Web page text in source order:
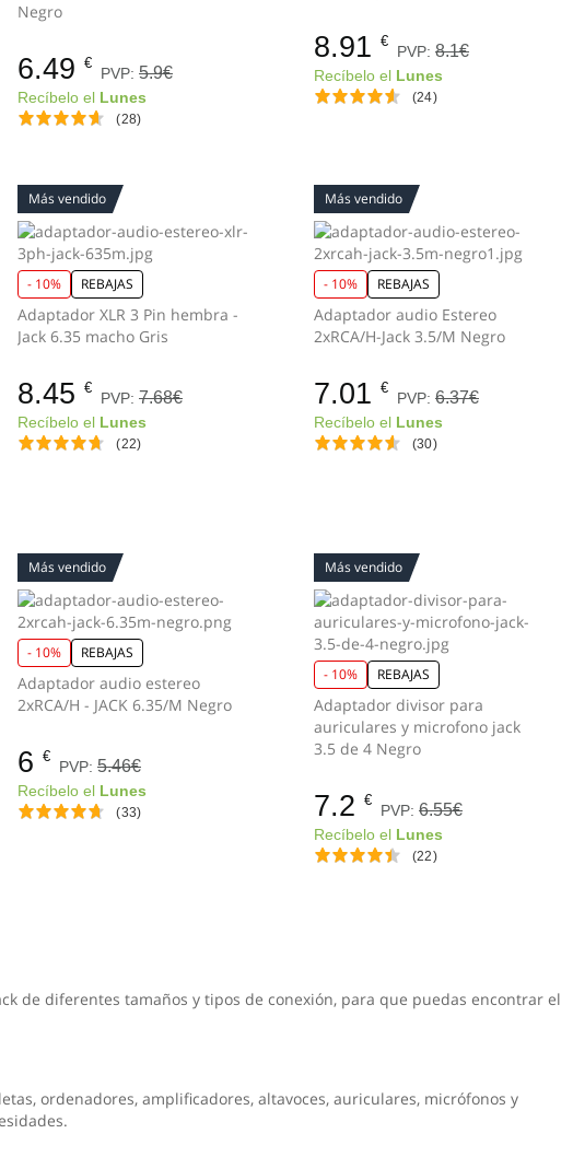
Negro
6.49 €
PVP:5.9€
Recíbelo el Lunes
(28)
8.91 €
PVP: 8.1€
Recíbelo el Lunes
(24)
Más vendido
- 10% REBAJAS
Adaptador XLR 3 Pin hembra -
Jack 6.35 macho Gris
8.45 €
PVP:7.68€
Recíbelo el Lunes
(22)
Más vendido
- 10% REBAJAS
Adaptador audio Estereo
2xRCA/H-Jack 3.5/M Negro
7.01 €
PVP: 6.37€
Recíbelo el Lunes
(30)
Más vendido
- 10% REBAJAS
Adaptador audio estereo
2xRCA/H - JACK 6.35/M Negro
6 €
PVP:5.46€
Recíbelo el Lunes
(33)
Más vendido
- 10% REBAJAS
Adaptador divisor para
auriculares y microfono jack
3.5 de 4 Negro
7.2 €
PVP: 6.55€
Recíbelo el Lunes
(22)
de diferentes tamaños y tipos de conexión, para que puedas encontrar el
ordenadores, amplificadores, altavoces, auriculares, micrófonos y